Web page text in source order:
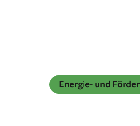
Energie- und